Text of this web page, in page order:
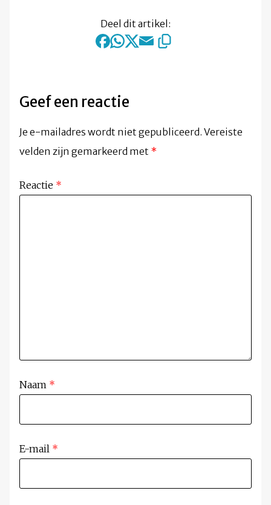
Deel dit artikel:
Geef een reactie
Je e-mailadres wordt niet gepubliceerd. Vereiste
velden zijn gemarkeerd met *
Reactie *
Naam *
E-mail *